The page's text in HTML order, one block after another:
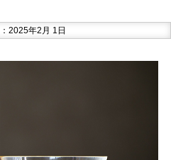
2025年2月 1日